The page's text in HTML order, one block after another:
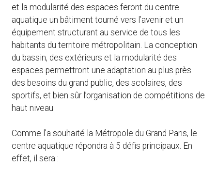
et la modularité des espaces feront du centre
aquatique un bâtiment tourné vers l’avenir et un
équipement structurant au service de tous les
habitants du territoire métropolitain. La conception
du bassin, des extérieurs et la modularité des
espaces permettront une adaptation au plus près
des besoins du grand public, des scolaires, des
sportifs, et bien sûr l’organisation de compétitions de
haut niveau.
Comme l’a souhaité la Métropole du Grand Paris, le
centre aquatique répondra à 5 défis principaux. En
effet, il sera :